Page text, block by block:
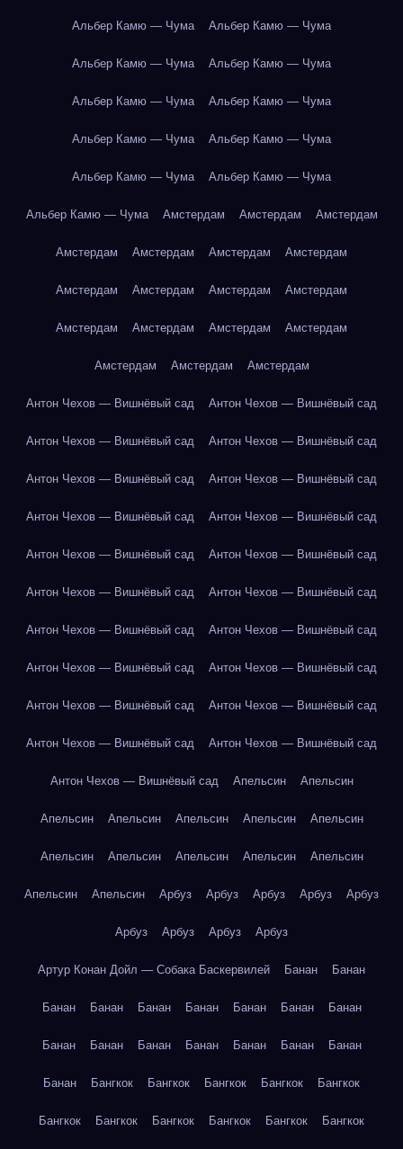
Альбер Камю — Чума Альбер Камю — Чума
Альбер Камю — Чума Альбер Камю — Чума
Альбер Камю — Чума Альбер Камю — Чума
Альбер Камю — Чума Альбер Камю — Чума
Альбер Камю — Чума Альбер Камю — Чума
Альбер Камю — Чума Амстердам Амстердам Амстердам
Амстердам Амстердам Амстердам Амстердам
Амстердам Амстердам Амстердам Амстердам
Амстердам Амстердам Амстердам Амстердам
Амстердам Амстердам Амстердам
Антон Чехов — Вишнёвый сад Антон Чехов — Вишнёвый сад
Антон Чехов — Вишнёвый сад Антон Чехов — Вишнёвый сад
Антон Чехов — Вишнёвый сад Антон Чехов — Вишнёвый сад
Антон Чехов — Вишнёвый сад Антон Чехов — Вишнёвый сад
Антон Чехов — Вишнёвый сад Антон Чехов — Вишнёвый сад
Антон Чехов — Вишнёвый сад Антон Чехов — Вишнёвый сад
Антон Чехов — Вишнёвый сад Антон Чехов — Вишнёвый сад
Антон Чехов — Вишнёвый сад Антон Чехов — Вишнёвый сад
Антон Чехов — Вишнёвый сад Антон Чехов — Вишнёвый сад
Антон Чехов — Вишнёвый сад Антон Чехов — Вишнёвый сад
Антон Чехов — Вишнёвый сад Апельсин Апельсин
Апельсин Апельсин Апельсин Апельсин Апельсин
Апельсин Апельсин Апельсин Апельсин Апельсин
Апельсин Апельсин Арбуз Арбуз Арбуз Арбуз Арбуз
Арбуз Арбуз Арбуз Арбуз
Артур Конан Дойл — Собака Баскервилей Банан Банан
Банан Банан Банан Банан Банан Банан Банан
Банан Банан Банан Банан Банан Банан Банан
Банан Бангкок Бангкок Бангкок Бангкок Бангкок
Бангкок Бангкок Бангкок Бангкок Бангкок Бангкок